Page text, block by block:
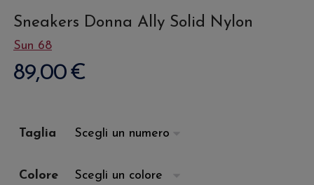
Sneakers Donna Ally Solid Nylon
Sun 68
89,00€
Taglia
Colore